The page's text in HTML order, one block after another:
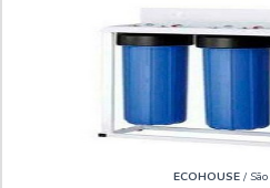
ECOHOUSE/ São